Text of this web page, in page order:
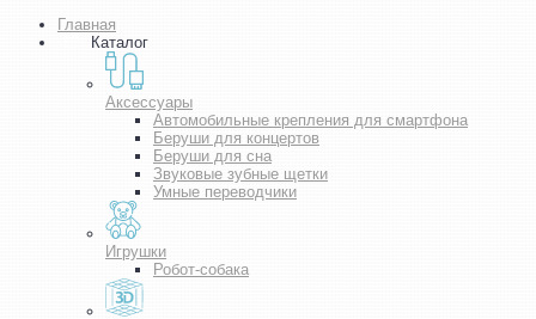
Главная
Каталог
Аксессуары
Автомобильные крепления для смартфона
Беруши для концертов
Беруши для сна
Звуковые зубные щетки
Умные переводчики
Игрушки
Робот-собака